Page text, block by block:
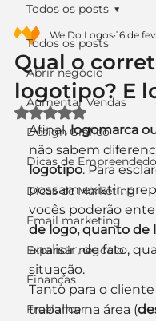
Todos os posts
Abrir negócio
Aumentar Vendas
Design Gráfico
Dicas de
Dicas de Marketing
Email marketing
Expandir negócio
Finanças
Freelancer
Todos os posts
Qual o
logotipo? E
We Do Logos 16 de
Avaliado com NaN
Afinal, logomarca
não sabem
logotipo. Para
possam existir,
vocês poderão
de logo, quanto de
analisar, de fato,
situação.
Tanto para o
trabalha na área (